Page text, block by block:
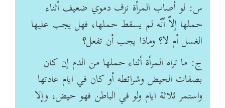
س: لو أصاب المرأة نزف دموي ضعيف أثناء
حملها إلاّ أنّه لم يسقط حملها، فهل يجب عليها
الغسل أم لا؟ وماذا يجب أن تفعل؟
ج: ما تراه المرأة أثناء حملها من الدم إن كان
بصفات الحيض وشرائطه أو كان في ايام عادتها
واستمر ثلاثة ايام ولو في الباطن فهو حيض، وإلا